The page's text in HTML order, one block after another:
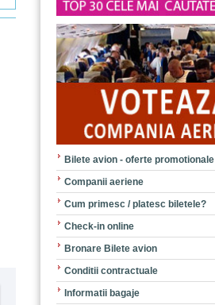
Bilete avion - oferte promotionale
Companii aeriene
Cum primesc / platesc biletele?
Check-in online
Bronare Bilete avion
Conditii contractuale
Informatii bagaje